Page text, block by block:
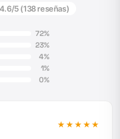
4.6/5 (138reseñas)
72%
23%
4%
1%
0%
★★★★★